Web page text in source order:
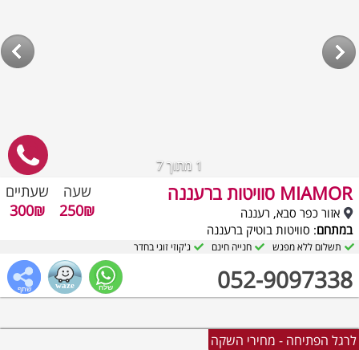
1 מתוך 7
MIAMOR סוויטות ברעננה
אזור כפר סבא, רעננה
במתחם: סוויטות בוטיק ברעננה
052-9097338
שעה
250₪
שעתיים
300₪
תשלום ללא מפגש חנייה חינם ג'קוזי זוגי בחדר
לרגל הפתיחה - מחירי השקה